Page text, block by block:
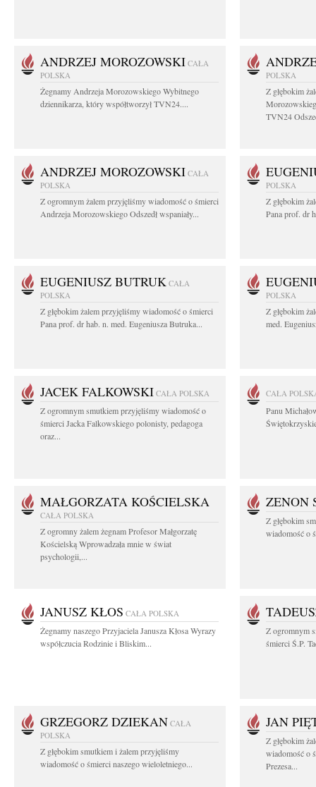
ANDRZEJ MOROZOWSKI CAŁA
POLSKA
Żegnamy Andrzeja Morozowskiego Wybitnego
dziennikarza, który współtworzył TVN24....
POLSKA
Z głębokim
TVN24
ANDRZEJ MOROZOWSKI CAŁA
POLSKA
Z ogromnym żalem przyjęliśmy wiadomość o śmierci
Andrzeja Morozowskiego Odszedł wspaniały...
POLSKA
Z głębokim
Pana prof. dr
EUGENIUSZ BUTRUK CAŁA
POLSKA
Z głębokim żalem przyjęliśmy wiadomość o śmierci
Pana prof. dr hab. n. med. Eugeniusza Butruka...
POLSKA
Z głębokim
med.
JACEK FALKOWSKI CAŁA POLSKA
Z ogromnym smutkiem przyjęliśmy wiadomość o
śmierci Jacka Falkowskiego polonisty, pedagoga
oraz...
CAŁA
Panu
MAŁGORZATA KOŚCIELSKA
CAŁA POLSKA
Z ogromny żalem żegnam Profesor Małgorzatę
Kościelską Wprowadzała mnie w świat
psychologii,...
ZENON
Z głębokim
wiadomość o
JANUSZ KŁOS CAŁA POLSKA
Żegnamy naszego Przyjaciela Janusza Kłosa Wyrazy
współczucia Rodzinie i Bliskim...
Z ogromnym
śmierci Ś.P.
GRZEGORZ DZIEKAN CAŁA
POLSKA
Z głębokim smutkiem i żalem przyjęliśmy
wiadomość o śmierci naszego wieloletniego...
JAN
Z głębokim
wiadomość o
Prezesa...